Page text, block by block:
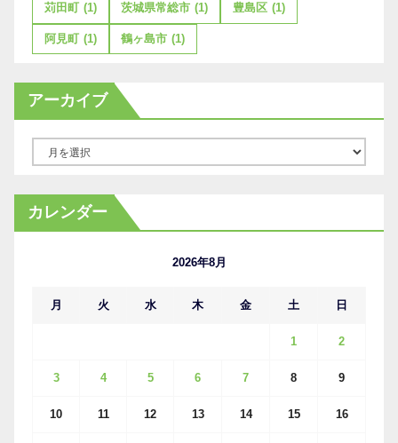
苅田町 (1) 茨城県常総市 (1) 豊島区 (1)
阿見町 (1) 鶴ヶ島市 (1)
アーカイブ
カ
イ
カレンダー
2026年8月
月 火 水 木 金 土 日
1 2
3 4 5 6 7 8 9
10 11 12 13 14 15 16